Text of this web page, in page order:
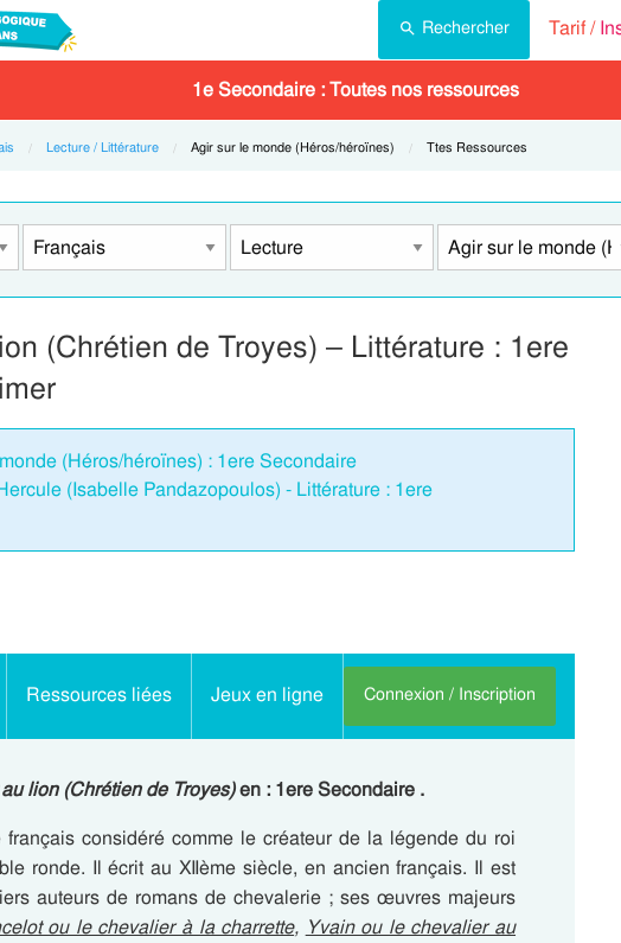
Rechercher Tarif /
1e Secondaire : Toutes nos ressources
Lecture / Littérature Current:
Agir sur le monde (Héros/héroïnes) Current:
Ttes Ressources
(Chrétien de Troyes) – Littérature : 1ere
(Héros/héroïnes) : 1ere Secondaire
(Isabelle Pandazopoulos) - Littérature : 1ere
Ressources liées Jeux en ligne Connexion / Inscription
lion(Chrétien de Troyes)en : 1ere Secondaire .
considéré comme le créateur de la légende du roi
ronde. Il écrit au XIIème siècle, en ancien français. Il est
auteurs de romans de chevalerie ; ses œuvres majeurs
ou le chevalier à la charrette, Yvain ou le chevalier au